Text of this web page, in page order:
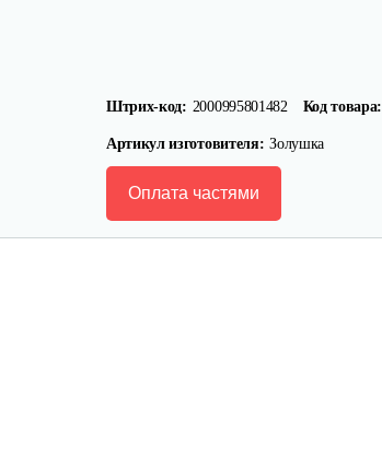
Штрих-код: 2000995801482 Код товара:
Артикул изготовителя: Золушка
Оплата частями